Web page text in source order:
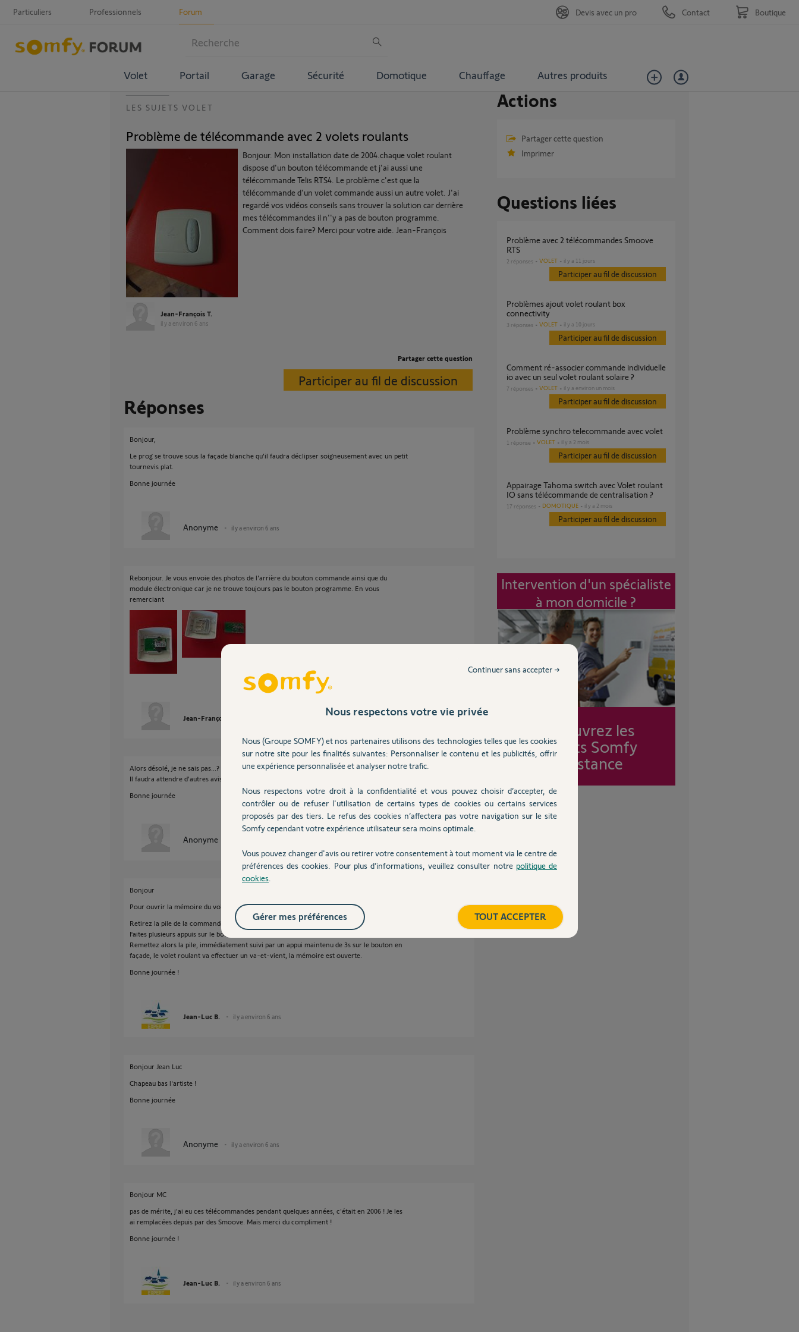
Particuliers Professionnels Forum
Volet Portail Garage Sécurité Domotique Chauffage Autres produits
Devis avec un pro Contact Boutique
LES SUJETS VOLET
Problème de télécommande avec 2 volets roulants
Bonjour. Mon installation date de 2004.chaque volet roulant
dispose d'un bouton télécommande et j'ai aussi une
télécommande Telis RTS4. Le problème c'est que la
télécommande d'un volet commande aussi un autre volet. J'ai
regardé vos vidéos conseils sans trouver la solution car derrière
mes télécommandes il n''y a pas de bouton programme.
Comment dois faire? Merci pour votre aide. Jean-François
Jean-François T.
il y a environ 6 ans
Partager cette question
Participer au fil de discussion
Réponses
Bonjour,
Le prog se trouve sous la façade blanche qu'il faudra déclipser soigneusement avec un petit
tournevis plat.
Bonne journée
Anonyme il y a environ 6 ans
Rebonjour. Je vous envoie des photos de l'arrière du bouton commande ainsi que du
module électronique car je ne trouve toujours pas le bouton programme. En vous
remerciant
Jean-François T.
Alors désolé, je ne sais pas...?
Il faudra attendre d'autres avis et notamment ceux de techniciens Somfy.
Bonne journée
Anonyme
Bonjour
Pour ouvrir la mémoire du volet avec la Solus Transmitteur, exécutez ceci:
Retirez la pile de la commande SOLUS Transmitter
Faites plusieurs appuis sur le bouton en façade de cette télécommande
Remettez alors la pile, immédiatement suivi par un appui maintenu de 3s sur le bouton en
façade, le volet roulant va effectuer un va-et-vient, la mémoire est ouverte.
Bonne journée !
Jean-Luc B. il y a environ 6 ans
Bonjour Jean Luc
Chapeau bas l'artiste !
Bonne journée
Anonyme il y a environ 6 ans
Bonjour MC
pas de mérite, j'ai eu ces télécommandes pendant quelques années, c'était en 2006 ! Je les
ai remplacées depuis par des Smoove. Mais merci du compliment !
Bonne journée !
Jean-Luc B. il y a environ 6 ans
Actions
Partager cette question
Imprimer
Questions liées
Problème avec 2 télécommandes Smoove
RTS
2 réponses VOLET il y a 11 jours
Participer au fil de discussion
Problèmes ajout volet roulant box
connectivity
3 réponses VOLET il y a 10 jours
Participer au fil de discussion
Comment ré-associer commande individuelle
io avec un seul volet roulant solaire ?
7 réponses VOLET il y a environ un mois
Participer au fil de discussion
Problème synchro telecommande avec volet
1 réponse VOLET il y a 2 mois
Participer au fil de discussion
Appairage Tahoma switch avec Volet roulant
IO sans télécommande de centralisation ?
17 réponses DOMOTIQUE il y a 2 mois
Participer au fil de discussion
Intervention d'un spécialiste
à mon domicile ?
Découvrez les
forfaits Somfy
Assistance
Nous respectons votre vie privée
Nous (Groupe SOMFY) et nos partenaires utilisons des technologies telles que les cookies
sur notre site pour les finalités suivantes: Personnaliser le contenu et les publicités, offrir
une expérience personnalisée et analyser notre trafic.
Nous respectons votre droit à la confidentialité et vous pouvez choisir d’accepter, de
contrôler ou de refuser l'utilisation de certains types de cookies ou certains services
proposés par des tiers. Le refus des cookies n’affectera pas votre navigation sur le site
Somfy cependant votre expérience utilisateur sera moins optimale.
Vous pouvez changer d'avis ou retirer votre consentement à tout moment via le centre de
préférences des cookies. Pour plus d’informations, veuillez consulter notre politique de
cookies
Continuer sans accepter →
TOUT ACCEPTER
Gérer mes préférences